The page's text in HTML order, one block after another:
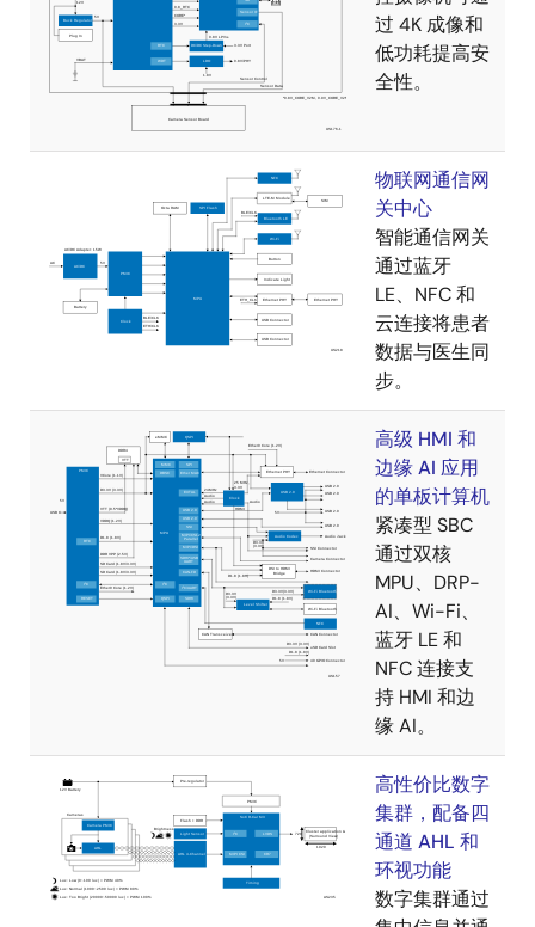
过 4K 成像和
低功耗提高安
全性。
物联网通信网
关中心
智能通信网关
通过蓝牙
LE、NFC 和
云连接将患者
数据与医生同
步。
高级 HMI 和
边缘 AI 应用
的单板计算机
紧凑型 SBC
通过双核
MPU、DRP-
AI、Wi-Fi、
蓝牙 LE 和
NFC 连接支
持 HMI 和边
缘 AI。
高性价比数字
集群，配备四
通道 AHL 和
环视功能
数字集群通过